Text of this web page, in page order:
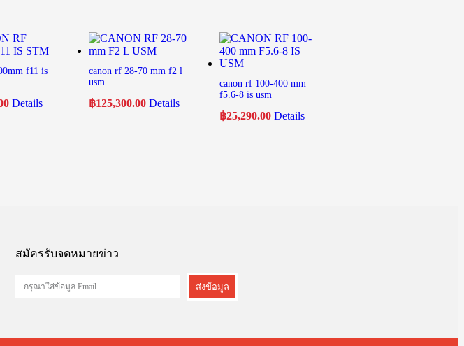
f11 is
Details
canon rf 28-70 mm f2 l
usm
฿125,300.00 Details
canon rf 100-400 mm
f5.6-8 is usm
฿25,290.00 Details
สมัครรับจดหมายข่าว
ส่งข้อมูล